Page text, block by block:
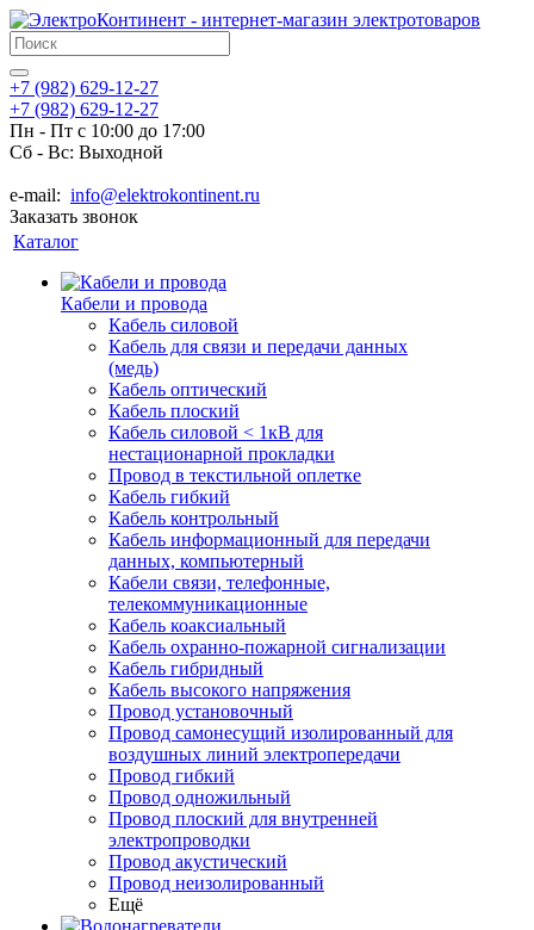
+7 (982) 629-12-27
+7 (982) 629-12-27
Пн - Пт с 10:00 до 17:00
Сб - Вс: Выходной
e-mail: info@elektrokontinent.ru
Заказать звонок
Каталог
Кабели и провода
Кабель силовой
Кабель для связи и передачи данных
(медь)
Кабель оптический
Кабель плоский
Кабель силовой < 1кВ для
нестационарной прокладки
Провод в текстильной оплетке
Кабель гибкий
Кабель контрольный
Кабель информационный для передачи
данных, компьютерный
Кабели связи, телефонные,
телекоммуникационные
Кабель коаксиальный
Кабель охранно-пожарной сигнализации
Кабель гибридный
Кабель высокого напряжения
Провод установочный
Провод самонесущий изолированный для
воздушных линий электропередачи
Провод гибкий
Провод одножильный
Провод плоский для внутренней
электропроводки
Провод акустический
Провод неизолированный
Ещё